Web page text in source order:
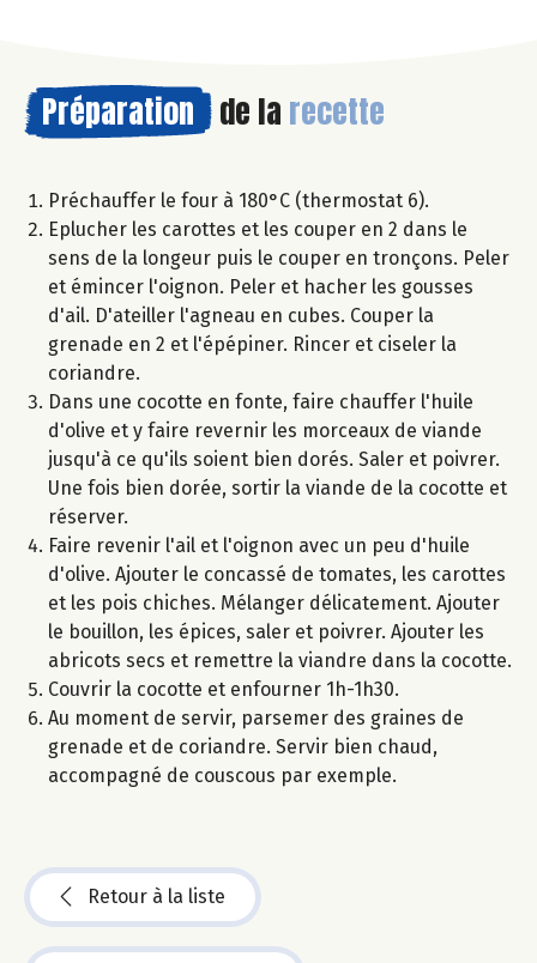
Préparation de la recette
Préchauffer le four à 180°C (thermostat 6).
Eplucher les carottes et les couper en 2 dans le
sens de la longeur puis le couper en tronçons. Peler
et émincer l'oignon. Peler et hacher les gousses
d'ail. D'ateiller l'agneau en cubes. Couper la
grenade en 2 et l'épépiner. Rincer et ciseler la
coriandre.
Dans une cocotte en fonte, faire chauffer l'huile
d'olive et y faire revernir les morceaux de viande
jusqu'à ce qu'ils soient bien dorés. Saler et poivrer.
Une fois bien dorée, sortir la viande de la cocotte et
réserver.
Faire revenir l'ail et l'oignon avec un peu d'huile
d'olive. Ajouter le concassé de tomates, les carottes
et les pois chiches. Mélanger délicatement. Ajouter
le bouillon, les épices, saler et poivrer. Ajouter les
abricots secs et remettre la viandre dans la cocotte.
Couvrir la cocotte et enfourner 1h-1h30.
Au moment de servir, parsemer des graines de
grenade et de coriandre. Servir bien chaud,
accompagné de couscous par exemple.
Retour à la liste